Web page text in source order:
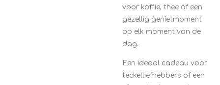
voor koffie, thee of een
gezellig genietmoment
op elk moment van de
dag.
Een ideaal cadeau voor
teckelliefhebbers of een